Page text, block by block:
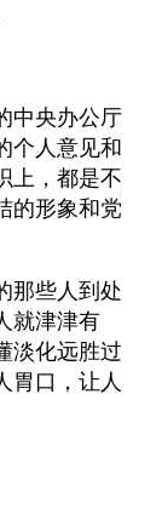
中央办公厅
个人意见和
上，都是不
的形象和党
那些人到处
就津津有
淡化远胜过
胃口，让人